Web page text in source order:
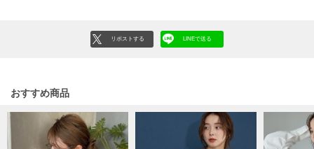
miies miim
Mila Owen
ミラオーウェン
リポストする LINEで送る
おすすめ商品